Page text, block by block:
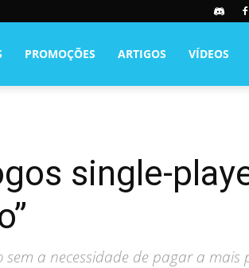
PROMOÇÕES ARTIGOS VÍDEOS
single-
sem a necessidade de pagar a